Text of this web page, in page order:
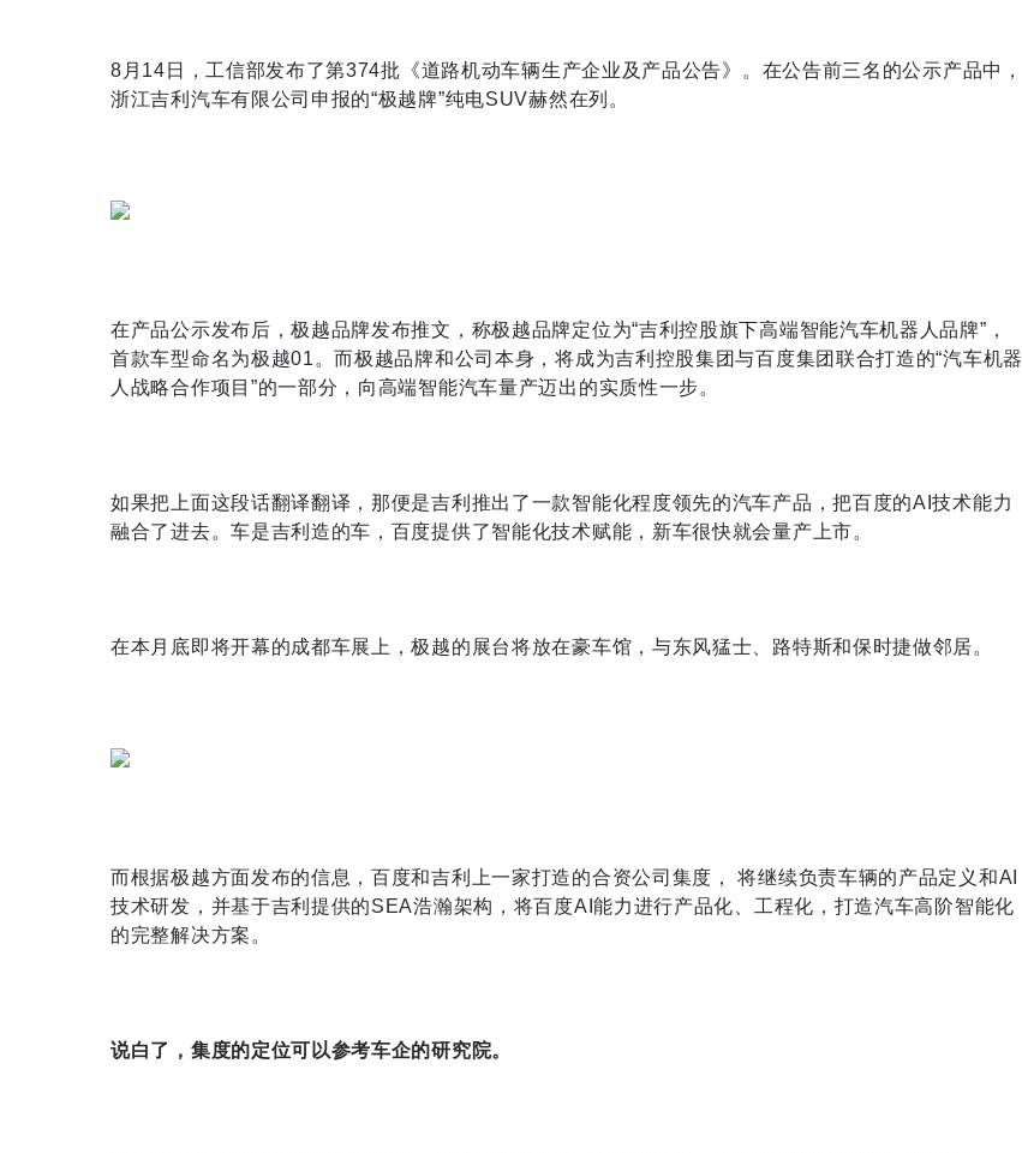
8月14日，工信部发布了第374批《道路机动车辆生产企业及产品公告》。在公告前三名的公示产品中，
浙江吉利汽车有限公司申报的“极越牌”纯电SUV赫然在列。
在产品公示发布后，极越品牌发布推文，称极越品牌定位为“吉利控股旗下高端智能汽车机器人品牌”，
首款车型命名为极越01。而极越品牌和公司本身，将成为吉利控股集团与百度集团联合打造的“汽车机器
人战略合作项目”的一部分，向高端智能汽车量产迈出的实质性一步。
如果把上面这段话翻译翻译，那便是吉利推出了一款智能化程度领先的汽车产品，把百度的AI技术能力
融合了进去。车是吉利造的车，百度提供了智能化技术赋能，新车很快就会量产上市。
在本月底即将开幕的成都车展上，极越的展台将放在豪车馆，与东风猛士、路特斯和保时捷做邻居。
而根据极越方面发布的信息，百度和吉利上一家打造的合资公司集度， 将继续负责车辆的产品定义和AI
技术研发，并基于吉利提供的SEA浩瀚架构，将百度AI能力进行产品化、工程化，打造汽车高阶智能化
的完整解决方案。
说白了，集度的定位可以参考车企的研究院。